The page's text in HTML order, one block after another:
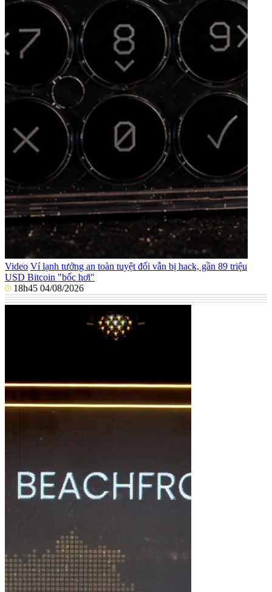
Video Ví lạnh tưởng an toàn tuyệt đối vẫn bị hack, gần 89 triệu
USD Bitcoin "bốc hơi"
18h45 04/08/2026